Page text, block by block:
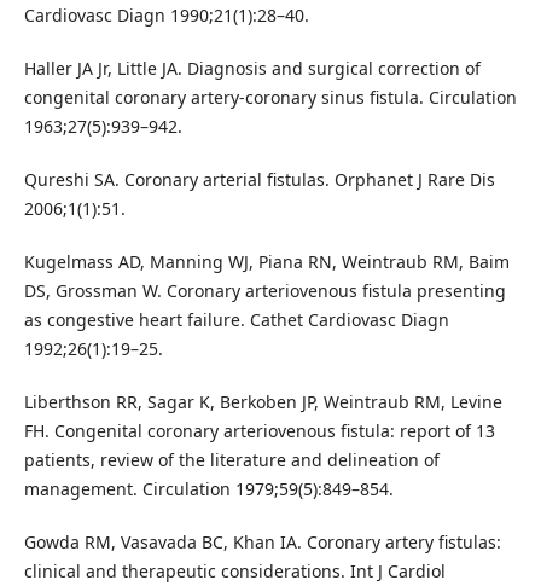
Cardiovasc Diagn 1990;21(1):28–40.
Haller JA Jr, Little JA. Diagnosis and surgical correction of
congenital coronary artery-coronary sinus fistula. Circulation
1963;27(5):939–942.
Qureshi SA. Coronary arterial fistulas. Orphanet J Rare Dis
2006;1(1):51.
Kugelmass AD, Manning WJ, Piana RN, Weintraub RM, Baim
DS, Grossman W. Coronary arteriovenous fistula presenting
as congestive heart failure. Cathet Cardiovasc Diagn
1992;26(1):19–25.
Liberthson RR, Sagar K, Berkoben JP, Weintraub RM, Levine
FH. Congenital coronary arteriovenous fistula: report of 13
patients, review of the literature and delineation of
management. Circulation 1979;59(5):849–854.
Gowda RM, Vasavada BC, Khan IA. Coronary artery fistulas:
clinical and therapeutic considerations. Int J Cardiol